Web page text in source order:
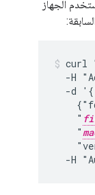
الجهاز
curl
-H
-d
    "
    "
-H